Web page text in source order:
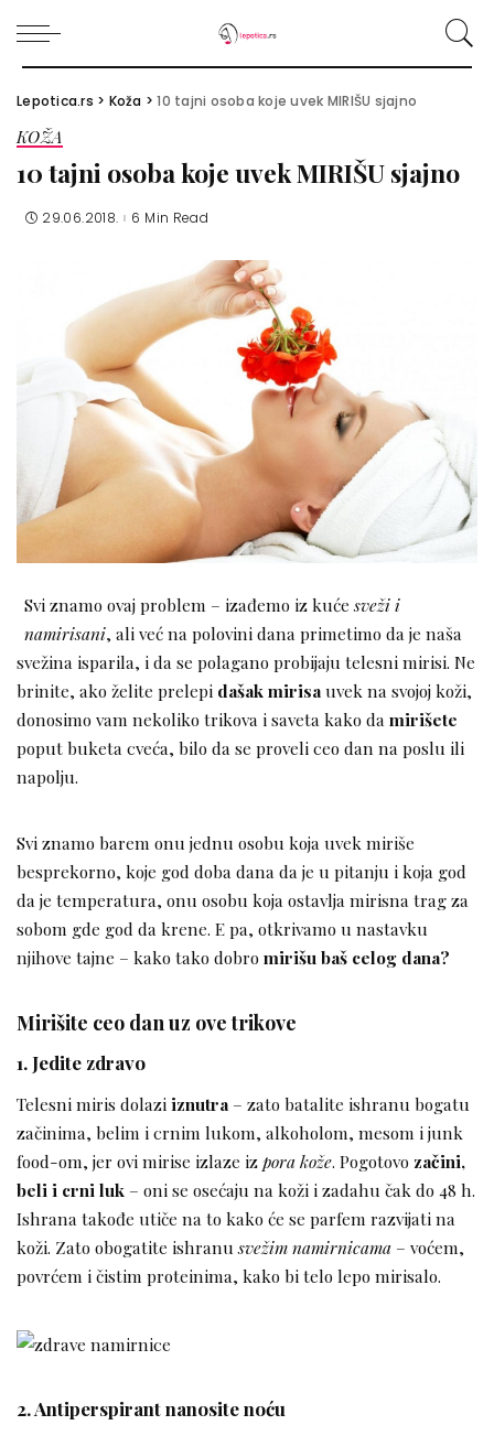
Lepotica.rs > Koža >10 tajni osoba koje uvek MIRIŠU sjajno
KOŽA
10 tajni osoba koje uvek MIRIŠU sjajno
29.06.2018. 6 Min Read
Svi znamo ovaj problem – izađemo iz kućesveži i
namirisani, ali već na polovini dana primetimo da je naša
svežina isparila, i da se polagano probijaju telesni mirisi. Ne
brinite, ako želite prelepi dašak mirisauvek na svojoj koži,
donosimo vam nekoliko trikova i saveta kako damirišete
poput buketa cveća, bilo da se proveli ceo dan na poslu ili
napolju.
Svi znamo barem onu jednu osobu koja uvek miriše
besprekorno, koje god doba dana da je u pitanju i koja god
da je temperatura, onu osobu koja ostavlja mirisna trag za
sobom gde god da krene. E pa, otkrivamo u nastavku
njihove tajne – kako tako dobromirišu baš celog dana?
Mirišite ceo dan uz ove trikove
1. Jedite zdravo
Telesni miris dolaziiznutra – zato batalite ishranu bogatu
začinima, belim i crnim lukom, alkoholom, mesom i junk
food-om, jer ovi mirise izlaze izpora kože. Pogotovo začini,
beli i crni luk – oni se osećaju na koži i zadahu čak do 48 h.
Ishrana takođe utiče na to kako će se parfem razvijati na
koži. Zato obogatite ishranusvežim namirnicama – voćem,
povrćem i čistim proteinima, kako bi telo lepo mirisalo.
2. Antiperspirant nanosite noću